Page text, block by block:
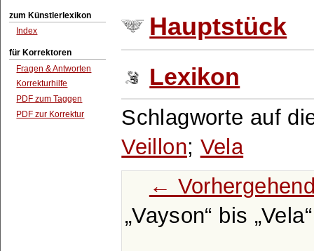
zum Künstlerlexikon
Index
für Korrektoren
Fragen & Antworten
Korrekturhilfe
PDF zum Taggen
PDF zur Korrektur
Hauptstück
Lexikon
Schlagworte auf
Veillon; Vela
←
Vayson
bis Vela